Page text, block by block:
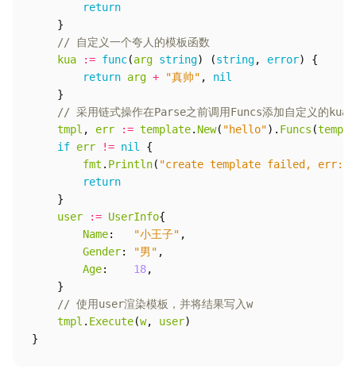
return
}
// 自定义一个夸人的模板函数
kua
:= func(arg string) (string, error)
{
return arg + "真帅" ,
nil
}
// 采用链式操作在Parse之前调用Funcs添加自定义的kua
tmpl , err := template. New( "hello"). Funcs (
if err != nil
{
fmt . Println( "create template failed, err:"
return
}
user
:= UserInfo{
Name: "小王子" ,
Gender: "男" ,
Age: 18,
}
// 使用user渲染模板，并将结果写入w
tmpl . Execute(w, user)
}